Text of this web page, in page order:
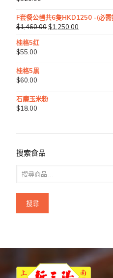
F套餐公乸共6隻HKD1250 -(必需
$1,460.00$1,250.00
桂格5红
$55.00
桂格5黒
$60.00
石磨玉米粉
$18.00
搜索食品
搜尋